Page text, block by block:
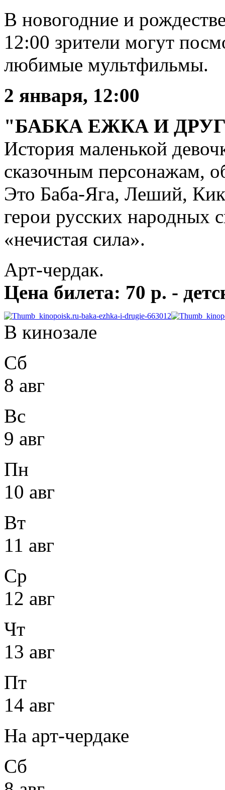
В новогодние и
12:00 зрители могут
любимые мультфильмы.
2 января, 12:00
"БАБКА ЕЖКА И
История маленькой
сказочным персонажам,
Это Баба-Яга, Леший,
герои русских народных
«нечистая сила».
Арт-чердак.
Цена билета: 70 р. -
В кинозале
Сб
8 авг
Вс
9 авг
Пн
10 авг
Вт
11 авг
Ср
12 авг
Чт
13 авг
Пт
14 авг
На арт-чердаке
Сб